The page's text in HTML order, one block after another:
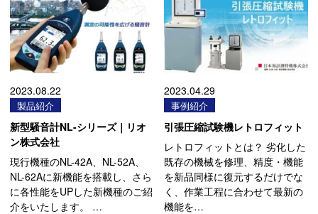
2023.08.22
製品紹介
新型騒音計NL-シリーズ｜リオ
ン株式会社
現行機種のNL-42A、NL-52A、
NL-62Aに新機能を搭載し、さら
に各性能をUPした新機種のご紹
介をいたします。 …
2023.04.29
事例紹介
引張圧縮試験機レトロフィット
レトロフィットとは？ 劣化した
既存の機械を修理、精度・機能
を新品同様に復元するだけでな
く、作業工程に合わせて最新の
機能を…